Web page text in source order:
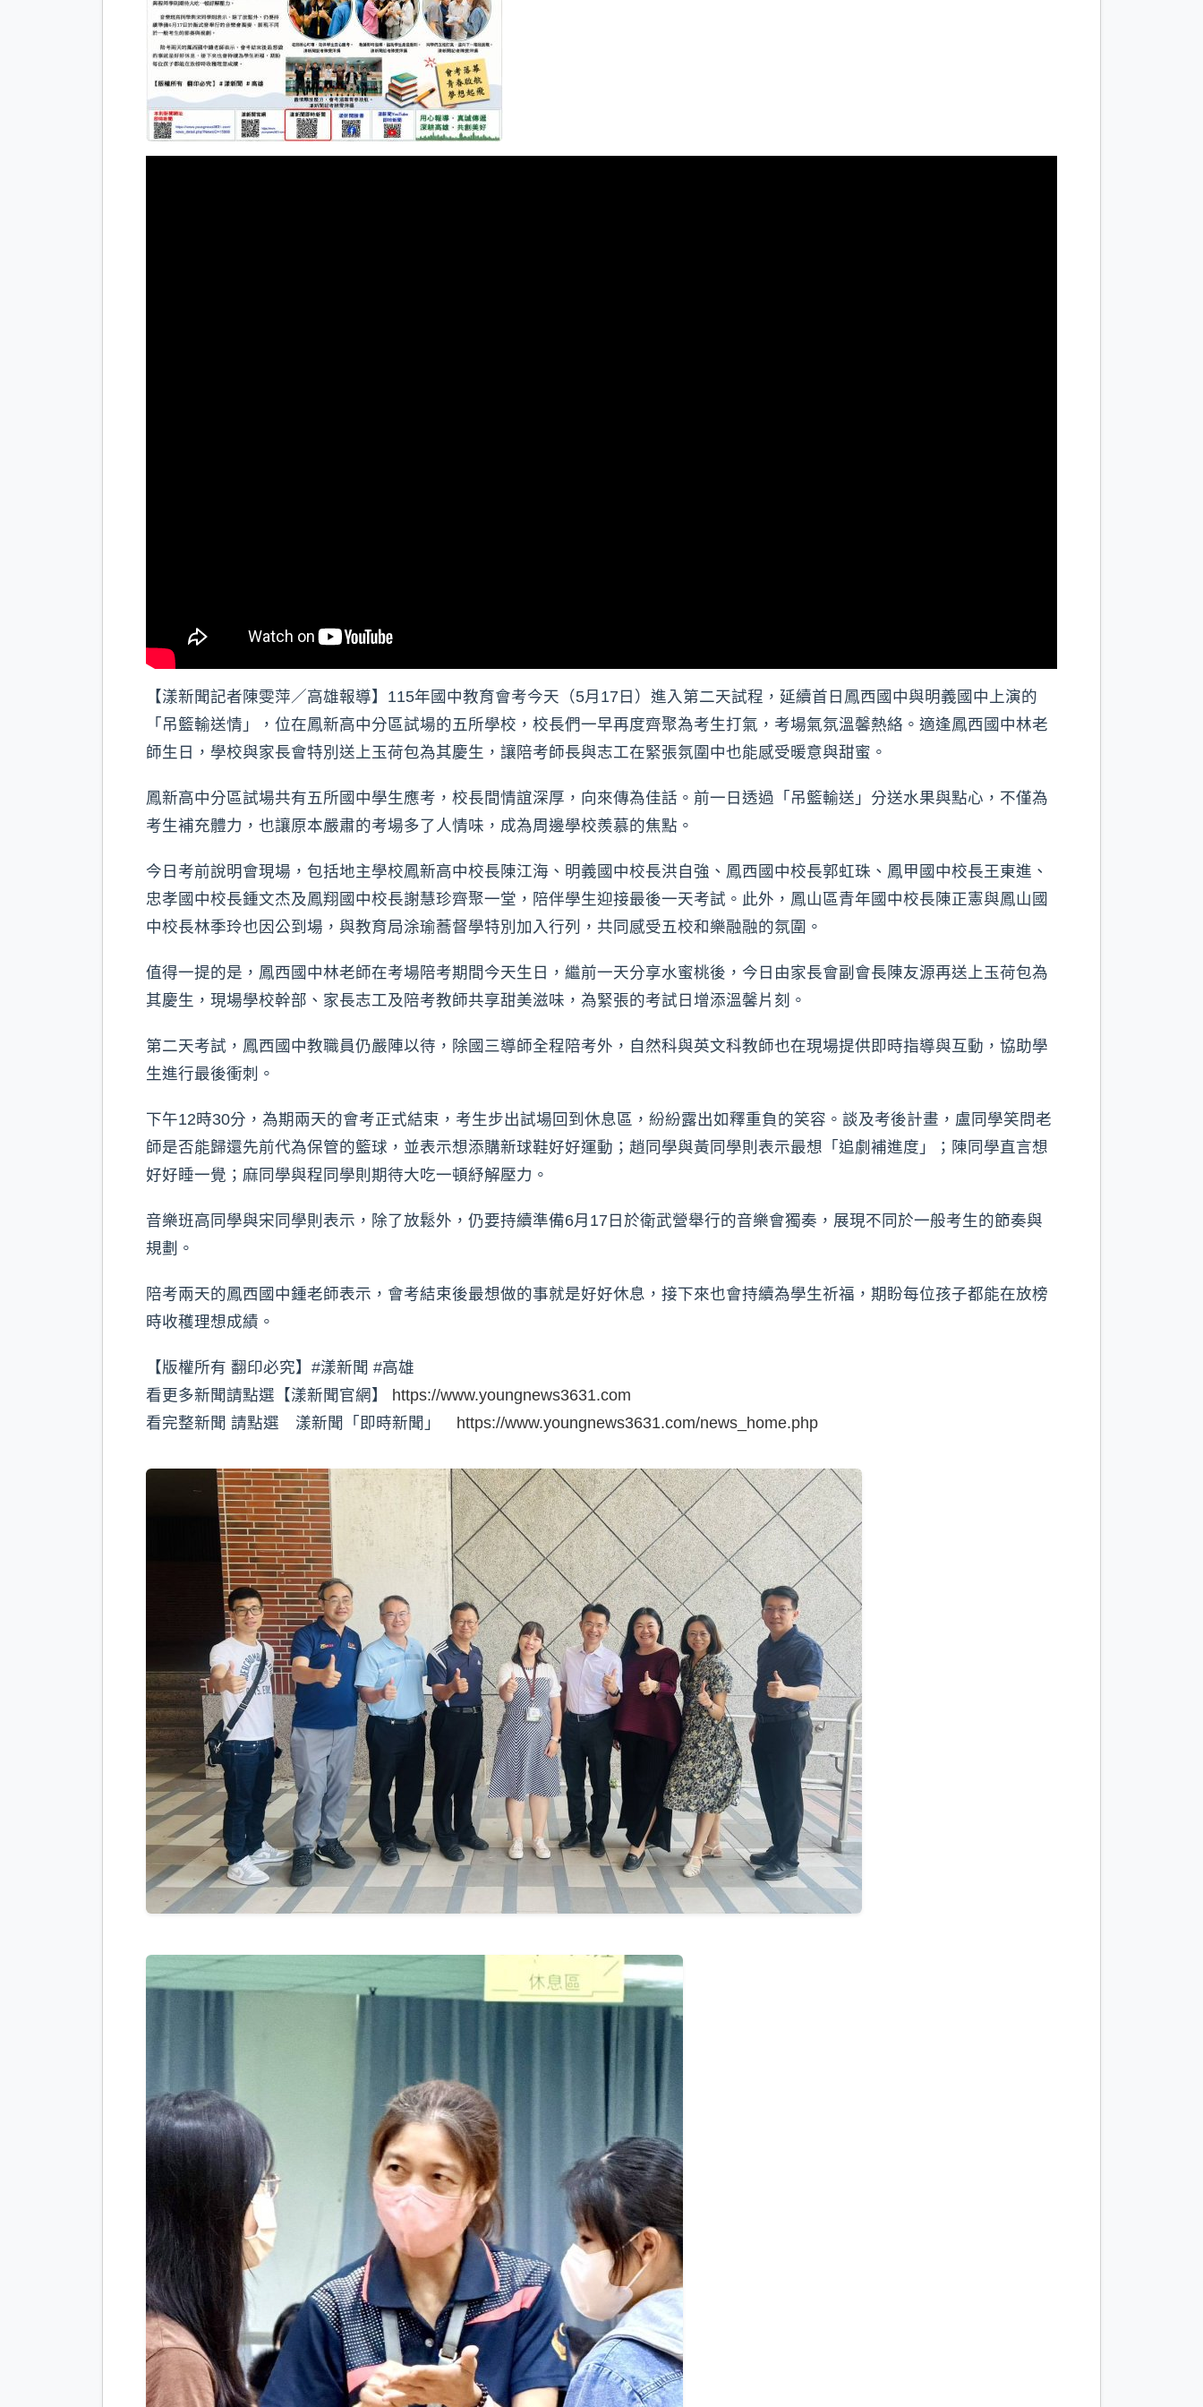
【漾新聞記者陳雯萍／高雄報導】115年國中教育會考今天（5月17日）進入第二天試程，延續首日鳳西國中與明義國中上演的
「吊籃輸送情」，位在鳳新高中分區試場的五所學校，校長們一早再度齊聚為考生打氣，考場氣氛溫馨熱絡。適逢鳳西國中林老
師生日，學校與家長會特別送上玉荷包為其慶生，讓陪考師長與志工在緊張氛圍中也能感受暖意與甜蜜。
鳳新高中分區試場共有五所國中學生應考，校長間情誼深厚，向來傳為佳話。前一日透過「吊籃輸送」分送水果與點心，不僅為
考生補充體力，也讓原本嚴肅的考場多了人情味，成為周邊學校羨慕的焦點。
今日考前說明會現場，包括地主學校鳳新高中校長陳江海、明義國中校長洪自強、鳳西國中校長郭虹珠、鳳甲國中校長王東進、
忠孝國中校長鍾文杰及鳳翔國中校長謝慧珍齊聚一堂，陪伴學生迎接最後一天考試。此外，鳳山區青年國中校長陳正憲與鳳山國
中校長林季玲也因公到場，與教育局涂瑜蕎督學特別加入行列，共同感受五校和樂融融的氛圍。
值得一提的是，鳳西國中林老師在考場陪考期間今天生日，繼前一天分享水蜜桃後，今日由家長會副會長陳友源再送上玉荷包為
其慶生，現場學校幹部、家長志工及陪考教師共享甜美滋味，為緊張的考試日增添溫馨片刻。
第二天考試，鳳西國中教職員仍嚴陣以待，除國三導師全程陪考外，自然科與英文科教師也在現場提供即時指導與互動，協助學
生進行最後衝刺。
下午12時30分，為期兩天的會考正式結束，考生步出試場回到休息區，紛紛露出如釋重負的笑容。談及考後計畫，盧同學笑問老
師是否能歸還先前代為保管的籃球，並表示想添購新球鞋好好運動；趙同學與黃同學則表示最想「追劇補進度」；陳同學直言想
好好睡一覺；麻同學與程同學則期待大吃一頓紓解壓力。
音樂班高同學與宋同學則表示，除了放鬆外，仍要持續準備6月17日於衛武營舉行的音樂會獨奏，展現不同於一般考生的節奏與
規劃。
陪考兩天的鳳西國中鍾老師表示，會考結束後最想做的事就是好好休息，接下來也會持續為學生祈福，期盼每位孩子都能在放榜
時收穫理想成績。
【版權所有 翻印必究】#漾新聞 #高雄
看更多新聞請點選【漾新聞官網】 https://www.youngnews3631.com
看完整新聞 請點選 漾新聞「即時新聞」 https://www.youngnews3631.com/news_home.php